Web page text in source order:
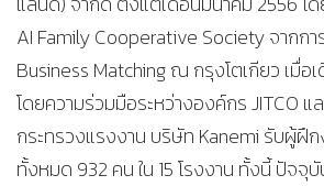
AI Family Cooperative Society จากก
Business Matching ณ กรุงโตเกียว เมื่อ
โดยความร่วมมือระหว่างองค์กร JITCO แ
กระทรวงแรงงาน บริษัท Kanemi รับผู้ฝึก
ทั้งหมด 932 คน ใน 15 โรงงาน ทั้งนี้ ปัจ